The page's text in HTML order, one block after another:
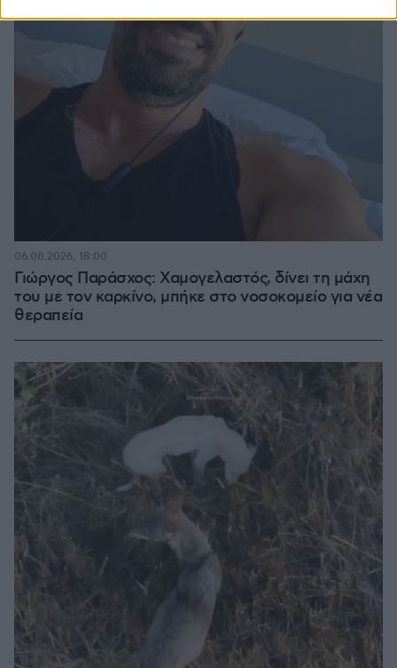
Γιώργος Παράσχος: Χαμογελαστός, δίνει τη μάχη
του με τον καρκίνο, μπήκε στο νοσοκομείο για νέα
θεραπεία
06.08.2026, 18:00